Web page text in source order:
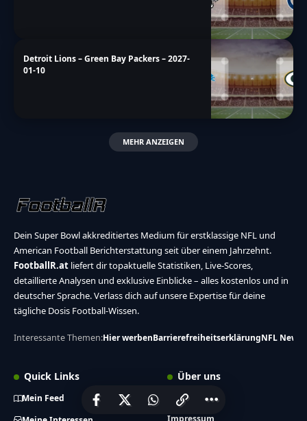
Detroit Lions – Green Bay Packers – 2027-
01-10
MEHR ANZEIGEN
Dein Super Bowl akkreditiertes Medium für erstklassige NFL und
American Football Berichterstattung seit über einem Jahrzehnt.
FootballR.at liefert dir topaktuelle Statistiken, Live-Scores,
detaillierte Analysen und exklusive Einblicke – alles kostenlos und in
deutscher Sprache. Verlass dich auf unsere Expertise für deine
tägliche Dosis Football-Wissen.
Interessante Themen:Hier werbenBarrierefreiheitserklärungNFL News
Quick Links
Mein Feed
Über uns
Tarif